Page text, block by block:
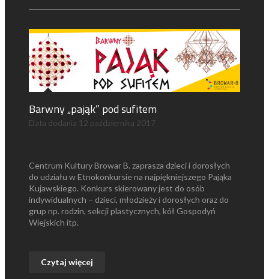
Barwny „pająk” pod sufitem
Data dodania 12 października 2017
Centrum Kultury Browar B. zaprasza dzieci i dorosłych
do udziału w Etnokonkursie na najpiękniejszego Pająka
Kujawskiego. Konkurs skierowany jest do osób
indywidualnych – dzieci, młodzieży i dorosłych oraz do
grup np. rodzin, sekcji plastycznych, kół Gospodyń
Wiejskich itp.
Czytaj więcej